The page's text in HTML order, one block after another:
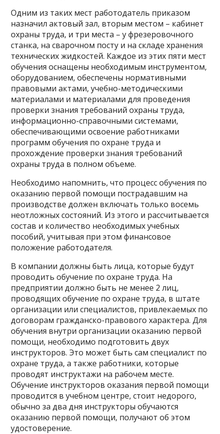
Одним из таких мест работодатель приказом
назначил актовый зал, вторым местом – кабинет
охраны труда, и три места – у фрезеровочного
станка, на сварочном посту и на складе хранения
технических жидкостей. Каждое из этих пяти мест
обучения оснащены необходимым инструментом,
оборудованием, обеспечены нормативными
правовыми актами, учебно-методическими
материалами и материалами для проведения
проверки знания требований охраны труда,
информационно-справочными системами,
обеспечивающими освоение работниками
программ обучения по охране труда и
прохождение проверки знания требований
охраны труда в полном объеме.
Необходимо напомнить, что процесс обучения по
оказанию первой помощи пострадавшим на
производстве должен включать только восемь
неотложных состояний. Из этого и рассчитывается
состав и количество необходимых учебных
пособий, учитывая при этом финансовое
положение работодателя.
В компании должны быть лица, которые будут
проводить обучение по охране труда. На
предприятии должно быть не менее 2 лиц,
проводящих обучение по охране труда, в штате
организации или специалистов, привлекаемых по
договорам гражданско-правового характера. Для
обучения внутри организации оказанию первой
помощи, необходимо подготовить двух
инструкторов. Это может быть сам специалист по
охране труда, а также работники, которые
проводят инструктажи на рабочем месте.
Обучение инструкторов оказания первой помощи
проводится в учебном центре, стоит недорого,
обычно за два дня инструкторы обучаются
оказанию первой помощи, получают об этом
удостоверение.